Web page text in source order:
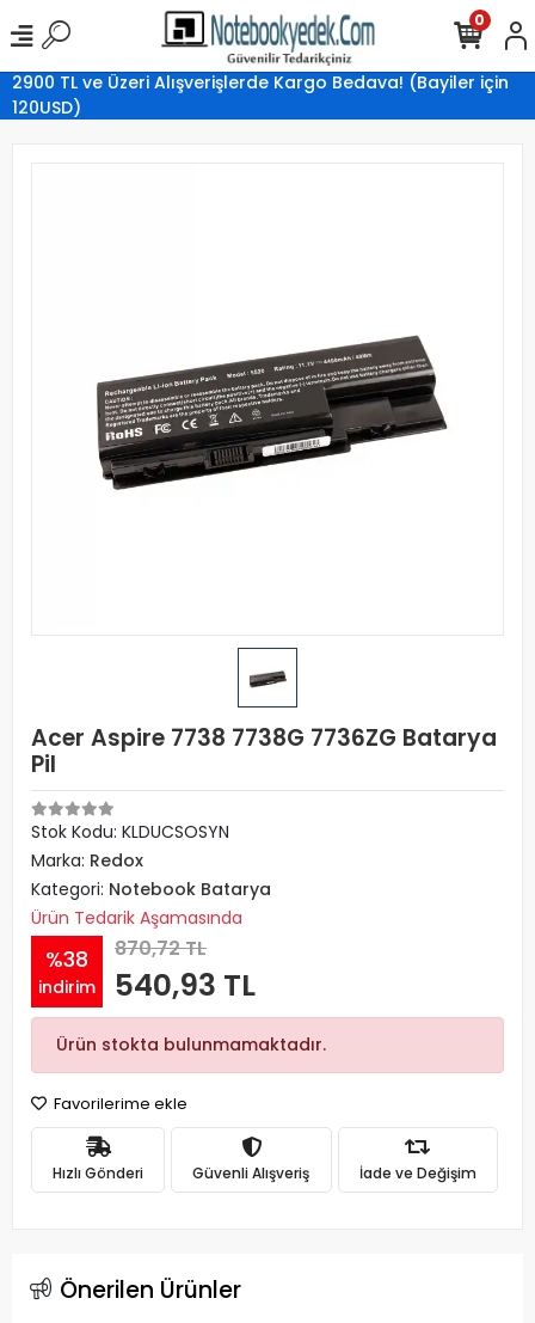
2900 TL ve Üzeri Alışverişlerde Kargo Bedava! (Bayiler için
120USD)
0
Acer Aspire 7738 7738G 7736ZG Batarya
Pil
Stok Kodu: KLDUCSOSYN
Marka: Redox
Kategori: Notebook Batarya
Ürün Tedarik Aşamasında
%38
indirim
870,72 TL
540,93 TL
Ürün stokta bulunmamaktadır.
Favorilerime ekle
Hızlı Gönderi Güvenli Alışveriş İade ve Değişim
Önerilen Ürünler